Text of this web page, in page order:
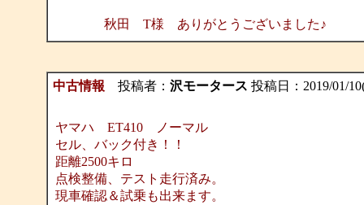
秋田 T様 ありがとうございました♪
中古情報 投稿者： 沢モータース 投稿日：2019/01/
ヤマハ ET410 ノーマル
セル、バック付き！！
距離2500キロ
点検整備、テスト走行済み。
現車確認＆試乗も出来ます。